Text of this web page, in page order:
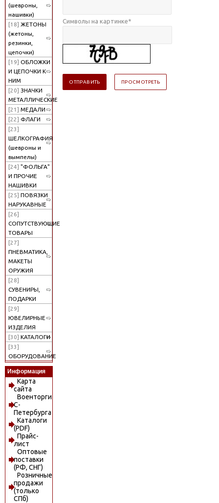
(шевроны,
нашивки)
[18] ЖЕТОНЫ
(жетоны,
резинки,
цепочки)
[19] ОБЛОЖКИ
И ЦЕПОЧКИ К
НИМ
[20] ЗНАЧКИ
МЕТАЛЛИЧЕСКИЕ
[21] МЕДАЛИ
[22] ФЛАГИ
[23]
ШЕЛКОГРАФИЯ
(шевроны и
вымпелы)
[24] "ФОЛЬГА"
И ПРОЧИЕ
НАШИВКИ
[25] ПОВЯЗКИ
НАРУКАВНЫЕ
[26]
СОПУТСТВУЮЩИЕ
ТОВАРЫ
[27]
ПНЕВМАТИКА,
МАКЕТЫ
ОРУЖИЯ
[28]
СУВЕНИРЫ,
ПОДАРКИ
[29]
ЮВЕЛИРНЫЕ
ИЗДЕЛИЯ
[30] КАТАЛОГИ
[33]
ОБОРУДОВАНИЕ
Информация
Карта
сайта
Военторги
С-
Петербурга
Каталоги
(PDF)
Прайс-
лист
Оптовые
поставки
(РФ, СНГ)
Розничные
продажи
(только
СПб)
Символы на картинке*